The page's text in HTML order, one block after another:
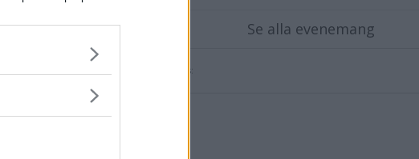
Se alla evenemang
Annons: